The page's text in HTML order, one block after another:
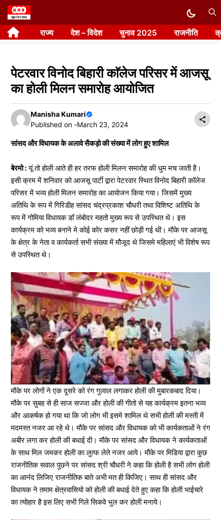
Skip
to
content राज्य देश – विदेश चुनाव 2025 राजनीति
पेटरवार विनोद बिहारी काॅलेज परिसर में आजसू
का होली मिलन समारोह आयोजित
Manisha Kumari
Published on -March 23, 2024
सांसद और विधायक के अलावे सैकड़ो की संख्या में लोग हुए शामिल
बेरमो :यूं तो होली आते ही हर तरफ होली मिलन समारोह की धुम मच जाती है।
इसी क्रम में शनिवार को आजसू पार्टी द्वारा पेटरवार स्थित विनोद बिहारी काॅलेज
परिसर में भव्य होली मिलन समारोह का आयोजन किया गया। जिसमें मुख्य
अतिथि के रूप में गिरिडीह सांसद चंद्रप्रकाश चौधरी तथा विशिष्ट अतिथि के
रूप में गोमिया विधायक डॉ लंबोदर महतो मुख्य रूप से उपस्थित थे। इस
कार्यक्रम को भव्य बनाने मे कोई कोर कसर नहीं छोड़ी गई थी। मौके पर आजसू
के क्षेत्र के नेता व कार्यकर्ता सभी संख्या में मौजूद थे जिसमे महिलाएं भी विशेष रूप
से उपस्थित थे।
मौके पर लोगों ने एक दुसरे को रंग गुलाल लगाकर होली की मुबारकबाद दिया।
मौके पर सुबह से ही साज सज्जा और होली की गीतो से यह कार्यक्रम इतना भव्य
और आकर्षक हो गया था कि जो लोग भी इसमे शामिल थे सभी होली की मस्ती में
मदमस्त नजर आ रहे थे। मौके पर सांसद और विधायक को भी कार्यकताओं ने रंग
अबीर लगा कर होली की बधाई दी। मौके पर सांसद और विधायक ने कार्यकताओं
के साथ मिल जमकर होली का लुत्फ लेते नजर आये। मौके पर मिडिया द्वारा कुछ
राजनीतिक सवाल पुछने पर सांसद श्री चौधरी ने कहा कि होली है सभी लोग होली
का आनंद लिजिए राजनीतिक बाते अभी मत ही किजिए। साथ ही सांसद और
विधायक ने तमाम क्षेत्रवासियो को होली की बधाई देते हुए कहा कि होली भाईचारे
का त्योहार है इस लिए सभी गिले सिकवे भुल कर होली मनाये।